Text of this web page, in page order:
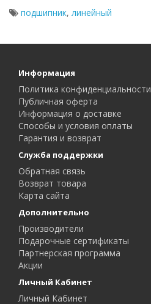
подшипник, линейный
Информация
Политика конфиденциальности
Публичная оферта
Информация о доставке
Способы и условия оплаты
Гарантия и возврат
Служба поддержки
Обратная связь
Возврат товара
Карта сайта
Дополнительно
Производители
Подарочные сертификаты
Партнерская программа
Акции
Личный Кабинет
Личный Кабинет